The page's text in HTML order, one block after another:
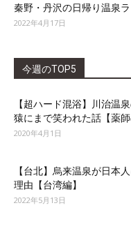
秦野・丹沢の日帰り温泉
2022年4月17日
今週のTOP5
【超ハード混浴】川治温
猿にまで笑われた話【薬
2020年4月1日
【台北】烏来温泉が日本
理由【台湾編】
2022年5月13日